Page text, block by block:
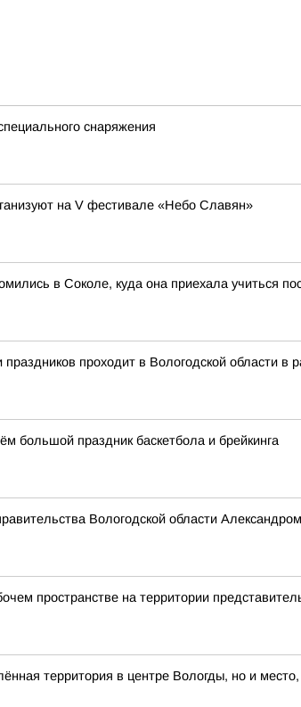
снаряжения
на V фестивале «Небо Славян»
в Соколе, куда она приехала учиться
проходит в Вологодской области в
большой праздник баскетбола и брейкинга
Вологодской области
пространстве на территории
территория в центре Вологды, но и